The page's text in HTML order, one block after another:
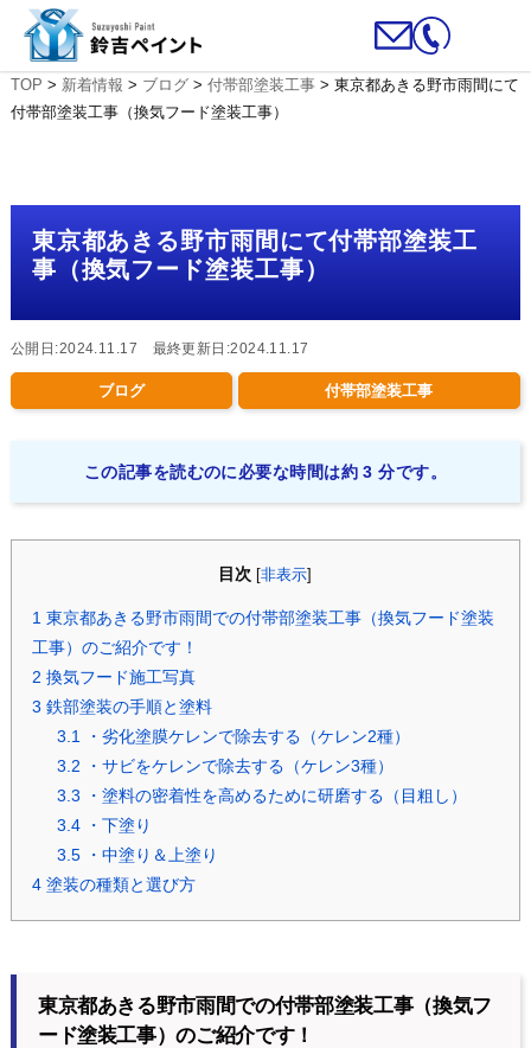
TOP > 新着情報 > ブログ> 付帯部塗装工事> 東京都あきる野市雨間にて
付帯部塗装工事（換気フード塗装工事）
東京都あきる野市雨間にて付帯部塗装工
事（換気フード塗装工事）
公開日:2024.11.17 最終更新日:2024.11.17
ブログ 付帯部塗装工事
この記事を読むのに必要な時間は約 3 分です。
目次 [非表示
1東京都あきる野市雨間での付帯部塗装工事（換気フード塗装
工事）のご紹介です！
2 換気フード施工写真
3 鉄部塗装の手順と塗料
3.1・劣化塗膜ケレンで除去する（ケレン2種）
3.2 ・サビをケレンで除去する（ケレン3種）
3.3 ・塗料の密着性を高めるために研磨する（目粗し）
3.4・下塗り
3.5・中塗り＆上塗り
4塗装の種類と選び方
東京都あきる野市雨間での付帯部塗装工事（換気フ
ード塗装工事）のご紹介です！